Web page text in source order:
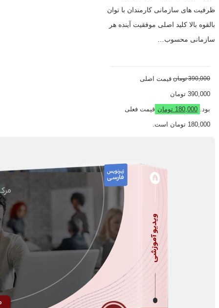
ظرفیت های سازمانی کارمندان با توان
بالقوه بالا کلید اصلی موفقیت آینده هر
سازمانی محسوب…
390,000 تومان قیمت اصلی
390,000 تومان
بود. 180,000 تومان قیمت فعلی
180,000 تومان است.